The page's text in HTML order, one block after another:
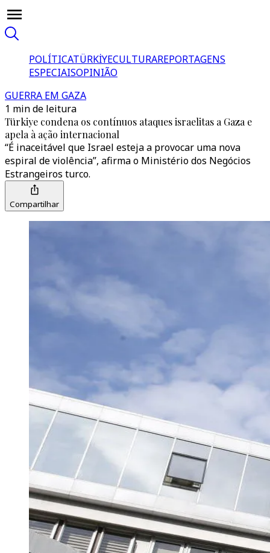
POLÍTICATÜRKİYECULTURAREPORTAGENS
ESPECIAISOPINIÃO
GUERRA EM GAZA
1 min de leitura
Türkiye condena os contínuos ataques israelitas a Gaza e
apela à ação internacional
“É inaceitável que Israel esteja a provocar uma nova
espiral de violência”, afirma o Ministério dos Negócios
Estrangeiros turco.
Compartilhar